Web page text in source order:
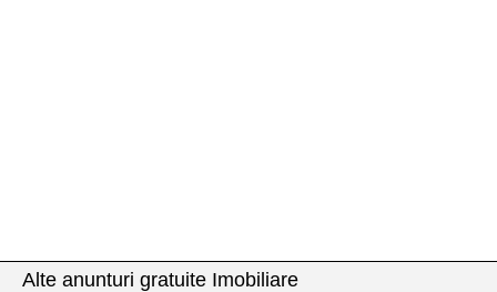
Alte anunturi gratuite Imobiliare